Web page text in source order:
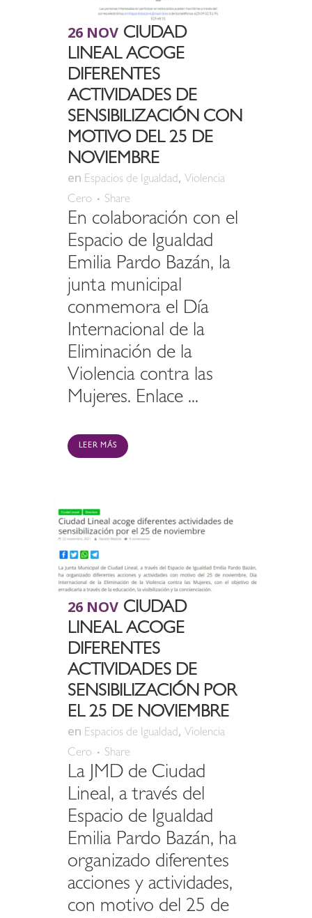
26 NOV CIUDAD
LINEAL ACOGE
DIFERENTES
ACTIVIDADES DE
SENSIBILIZACIÓN CON
MOTIVO DEL 25 DE
NOVIEMBRE
en Espacios de Igualdad, Violencia
Cero
Share
En colaboración con el
Espacio de Igualdad
Emilia Pardo Bazán, la
junta municipal
conmemora el Día
Internacional de la
Eliminación de la
Violencia contra las
Mujeres. Enlace ...
LEER MÁS
26 NOV CIUDAD
LINEAL ACOGE
DIFERENTES
ACTIVIDADES DE
SENSIBILIZACIÓN POR
EL 25 DE NOVIEMBRE
en Espacios de Igualdad, Violencia
Cero
Share
La JMD de Ciudad
Lineal, a través del
Espacio de Igualdad
Emilia Pardo Bazán, ha
organizado diferentes
acciones y actividades,
con motivo del 25 de